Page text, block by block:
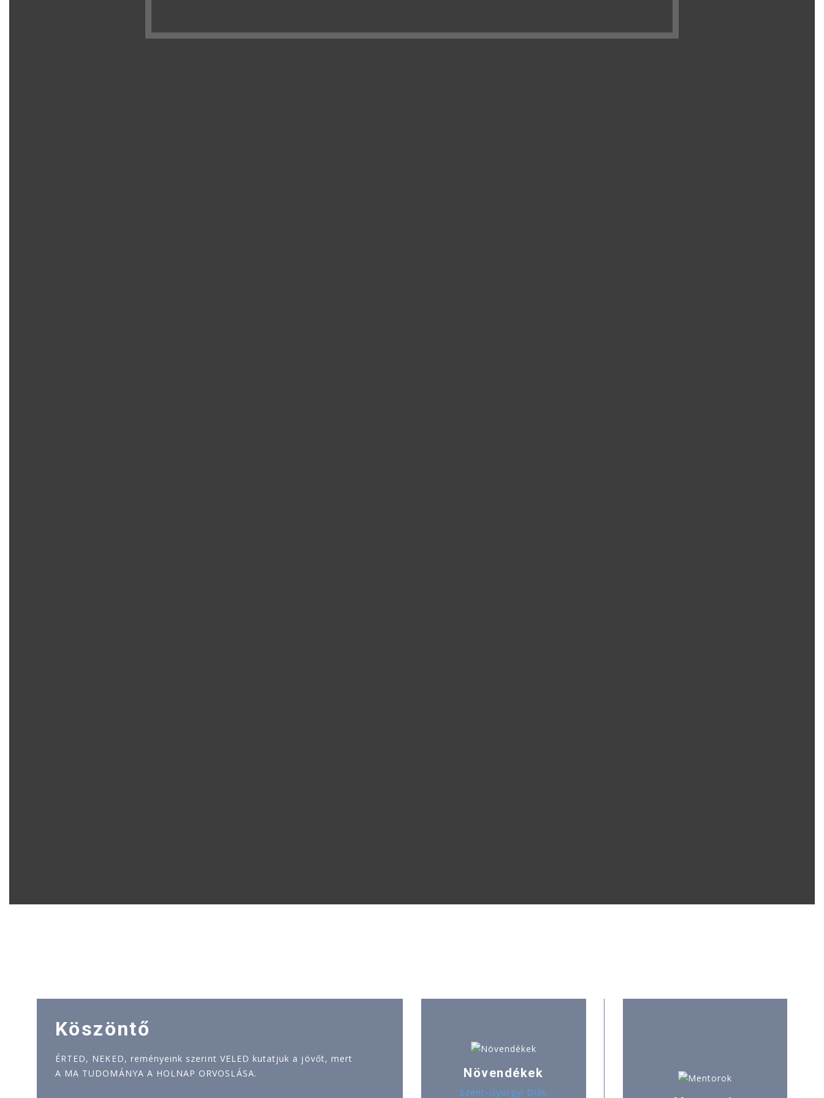
Köszöntő
ÉRTED, NEKED, reményeink szerint VELED kutatjuk a jövőt, mert
A MA TUDOMÁNYA A HOLNAP ORVOSLÁSA.
Növendékek
Szent-Györgyi Diák